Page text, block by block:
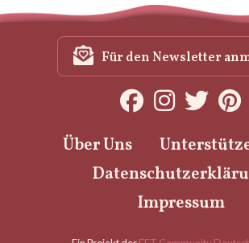
Für den Newsletter
Über Uns
Impressum